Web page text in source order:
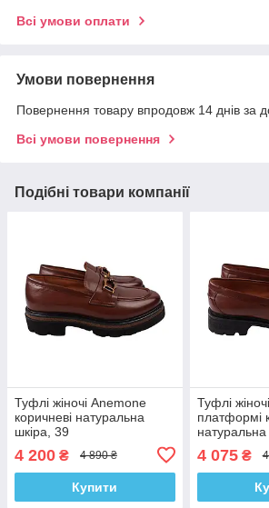
Всі умови оплати
Умови повернення
Повернення товару впродовж 14 днів за
Всі умови повернення
Подібні товари компанії
Туфлі жіночі Anemone
коричневі натуральна
шкіра, 39
4 200 ₴ 4 890 ₴
Купити
Туфлі
платформі
4 075₴